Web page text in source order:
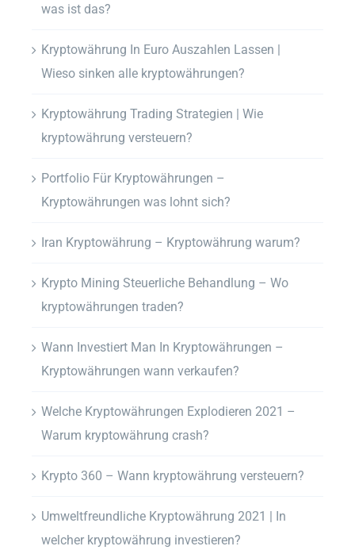
was ist das?
Kryptowährung In Euro Auszahlen Lassen |
Wieso sinken alle kryptowährungen?
Kryptowährung Trading Strategien | Wie
kryptowährung versteuern?
Portfolio Für Kryptowährungen –
Kryptowährungen was lohnt sich?
Iran Kryptowährung – Kryptowährung warum?
Krypto Mining Steuerliche Behandlung – Wo
kryptowährungen traden?
Wann Investiert Man In Kryptowährungen –
Kryptowährungen wann verkaufen?
Welche Kryptowährungen Explodieren 2021 –
Warum kryptowährung crash?
Krypto 360 – Wann kryptowährung versteuern?
Umweltfreundliche Kryptowährung 2021 | In
welcher kryptowährung investieren?